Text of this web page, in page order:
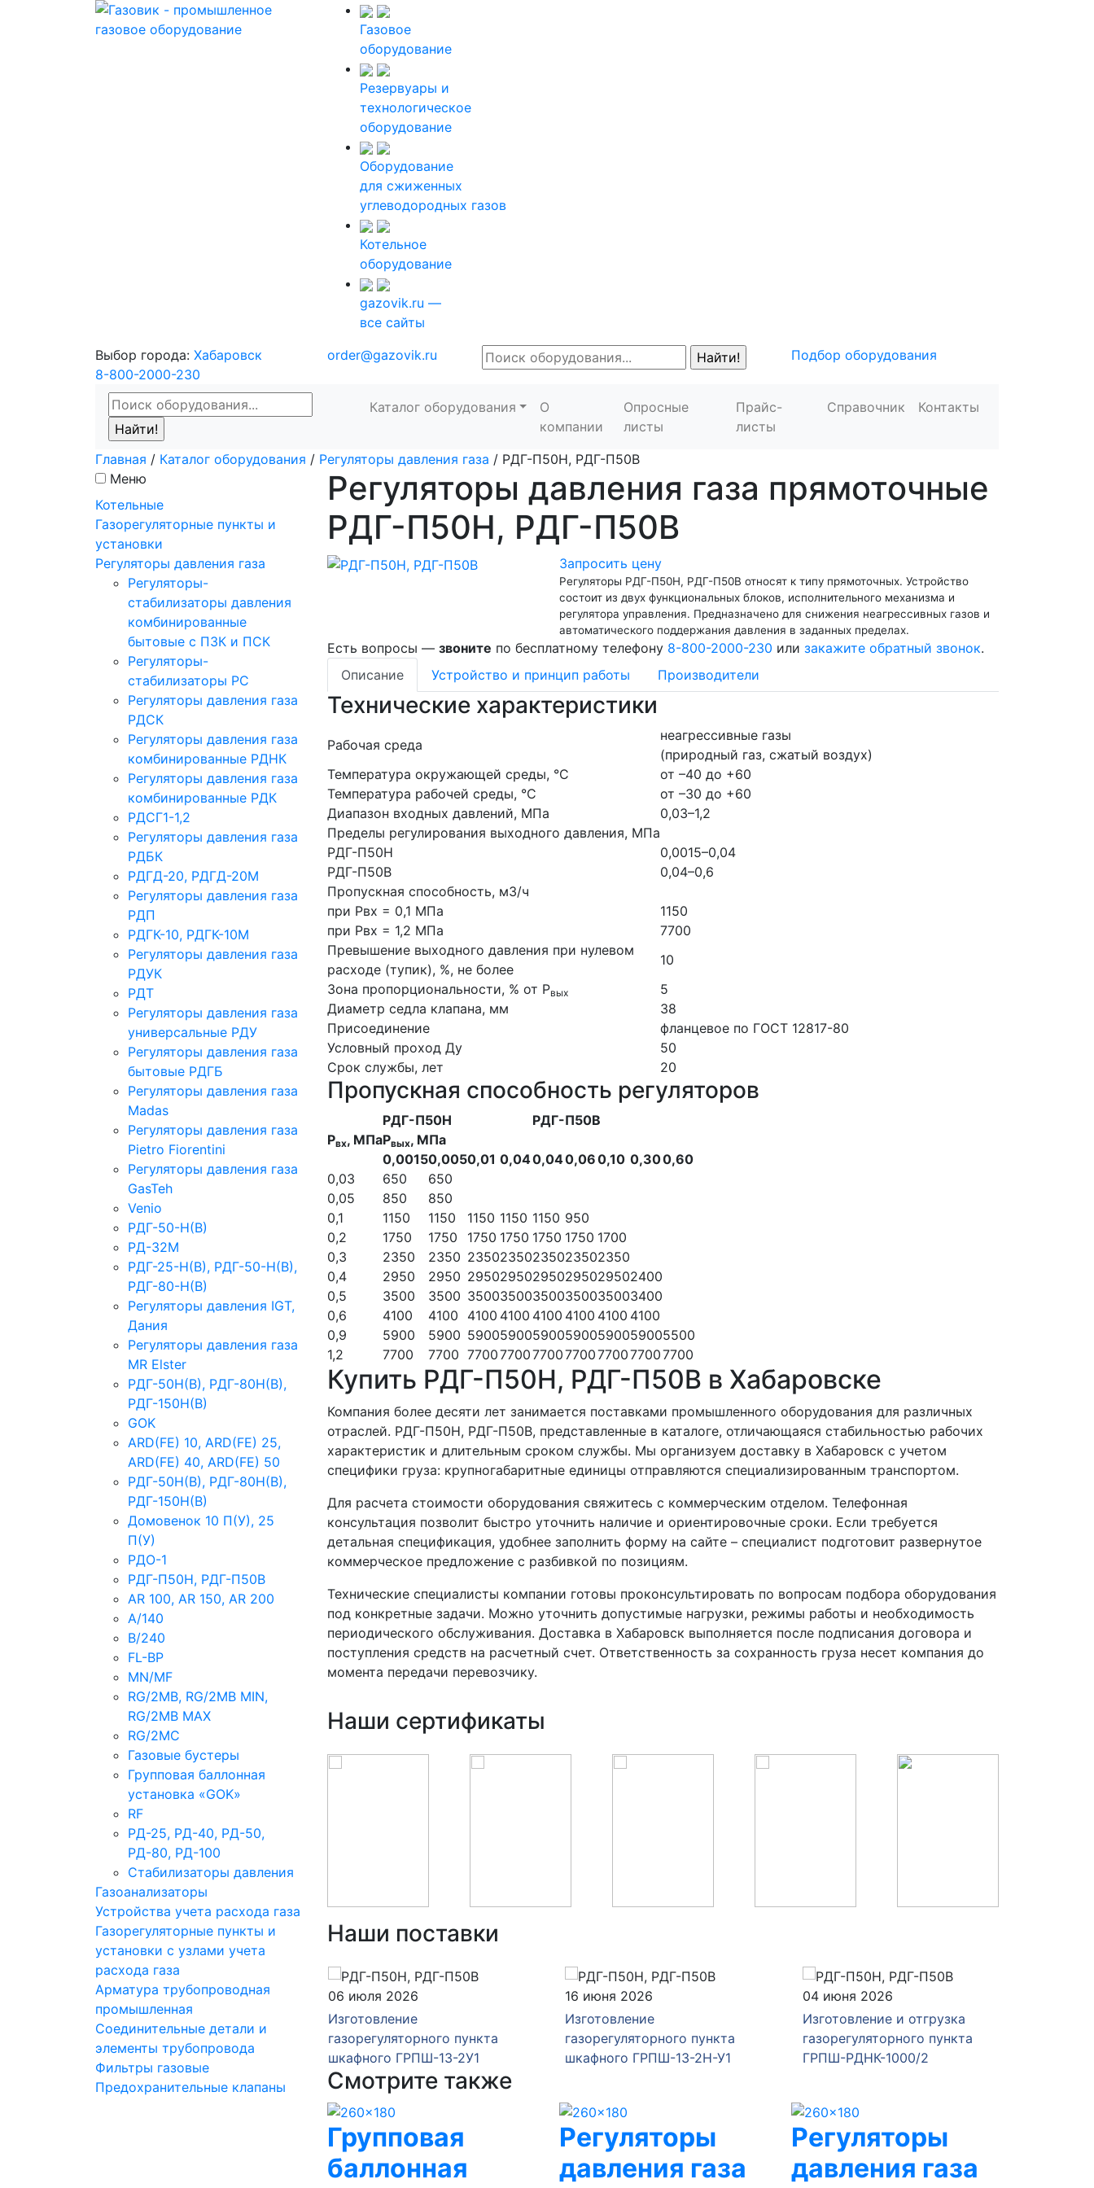
Газовое
оборудование
Резервуары и
технологическое
оборудование
Оборудование
для сжиженных
углеводородных газов
Котельное
оборудование
gazovik.ru —
все сайты
Выбор города: Хабаровск
8-800-2000-230
order@gazovik.ru Подбор оборудования
Каталог оборудования
О
компании
Опросные
листы
Прайс-
листы
Справочник Контакты
Главная / Каталог оборудования / Регуляторы давления газа / РДГ-П50Н, РДГ-П50В
Меню
Котельные
Газорегуляторные пункты и
установки
Регуляторы давления газа
Регуляторы-
стабилизаторы давления
комбинированные
бытовые с ПЗК и ПСК
Регуляторы-
стабилизаторы РС
Регуляторы давления газа
РДСК
Регуляторы давления газа
комбинированные РДНК
Регуляторы давления газа
комбинированные РДК
РДСГ1-1,2
Регуляторы давления газа
РДБК
РДГД-20, РДГД-20М
Регуляторы давления газа
РДП
РДГК-10, РДГК-10М
Регуляторы давления газа
РДУК
РДТ
Регуляторы давления газа
универсальные РДУ
Регуляторы давления газа
бытовые РДГБ
Регуляторы давления газа
Madas
Регуляторы давления газа
Рietro Fiorentini
Регуляторы давления газа
GasTeh
Venio
РДГ-50-Н(В)
РД-32М
РДГ-25-Н(В), РДГ-50-Н(В),
РДГ-80-Н(В)
Регуляторы давления IGT,
Дания
Регуляторы давления газа
MR Elster
РДГ-50Н(В), РДГ-80Н(В),
РДГ-150Н(В)
GOK
ARD(FE) 10, ARD(FE) 25,
ARD(FE) 40, ARD(FE) 50
РДГ-50Н(В), РДГ-80Н(В),
РДГ-150Н(В)
Домовенок 10 П(У), 25
П(У)
РДО-1
РДГ-П50Н, РДГ-П50В
AR 100, AR 150, AR 200
A/140
B/240
FL-BP
MN/MF
RG/2MB, RG/2MB MIN,
RG/2MB MAX
RG/2MC
Газовые бустеры
Групповая баллонная
установка «GOK»
RF
РД-25, РД-40, РД-50,
РД-80, РД-100
Стабилизаторы давления
Газоанализаторы
Устройства учета расхода газа
Газорегуляторные пункты и
установки с узлами учета
расхода газа
Арматура трубопроводная
промышленная
Соединительные детали и
элементы трубопровода
Фильтры газовые
Предохранительные клапаны
Регуляторы давления газа прямоточные
РДГ-П50Н, РДГ-П50В
Запросить цену
Регуляторы РДГ-П50Н, РДГ-П50В относят к типу прямоточных. Устройство
состоит из двух функциональных блоков, исполнительного механизма и
регулятора управления. Предназначено для снижения неагрессивных газов и
автоматического поддержания давления в заданных пределах.
Есть вопросы — звоните по бесплатному телефону 8-800-2000-230 или закажите обратный звонок.
Описание
Устройство и принцип работы Производители
Технические характеристики
Рабочая среда
неагрессивные газы
(природный газ, сжатый воздух)
Температура окружающей среды, °С
от –40 до +60
Температура рабочей среды, °С
от –30 до +60
Диапазон входных давлений, МПа
0,03–1,2
Пределы регулирования выходного давления, МПа
РДГ-П50Н
0,0015–0,04
РДГ-П50В
0,04–0,6
Пропускная способность, м3/ч
при Pвx = 0,1 МПа
1150
при Рвх = 1,2 МПа
7700
Превышение выходного давления при нулевом
расходе (тупик), %, не более
10
Зона пропорциональности, % от Рвых
5
Диаметр седла клапана, мм
38
Присоединение
фланцевое по ГОСТ 12817-80
Условный проход Ду
50
Срок службы, лет
20
Пропускная способность регуляторов
Рвх, МПа
РДГ-П50Н
РДГ-П50В
Рвых, МПа
0,00150,0050,01 0,040,040,060,10 0,300,60
0,03
650
650
0,05
850
850
0,1
1150 1150 1150 1150 1150 950
0,2
1750 1750 1750 1750 1750 1750 1700
0,3
2350 2350 23502350235023502350
0,4
2950 2950 295029502950295029502400
0,5
3500 3500 350035003500350035003400
0,6
4100 4100 4100 4100 4100 4100 4100 4100
0,9
5900 5900 5900590059005900590059005500
1,2
7700 7700 7700770077007700770077007700
Купить РДГ-П50Н, РДГ-П50В в Хабаровске
Компания более десяти лет занимается поставками промышленного оборудования для различных
отраслей. РДГ-П50Н, РДГ-П50В, представленные в каталоге, отличающаяся стабильностью рабочих
характеристик и длительным сроком службы. Мы организуем доставку в Хабаровск с учетом
специфики груза: крупногабаритные единицы отправляются специализированным транспортом.
Для расчета стоимости оборудования свяжитесь с коммерческим отделом. Телефонная
консультация позволит быстро уточнить наличие и ориентировочные сроки. Если требуется
детальная спецификация, удобнее заполнить форму на сайте – специалист подготовит развернутое
коммерческое предложение с разбивкой по позициям.
Технические специалисты компании готовы проконсультировать по вопросам подбора оборудования
под конкретные задачи. Можно уточнить допустимые нагрузки, режимы работы и необходимость
периодического обслуживания. Доставка в Хабаровск выполняется после подписания договора и
поступления средств на расчетный счет. Ответственность за сохранность груза несет компания до
момента передачи перевозчику.
Наши сертификаты
Наши поставки
14 июля 2026
Изготовление
газорегуляторного пункта
шкафного ГРПШ-10-2У1
06 июля 2026
Изготовление
газорегуляторного пункта
шкафного ГРПШ-13-2У1
16 июня 2026
Изготовление
газорегуляторного пункта
шкафного ГРПШ-13-2Н-У1
04 июня 2026
Изготовление и отгрузка
газорегуляторного пункта
ГРПШ-РДНК-1000/2
Смотрите также
Групповая
баллонная
Регуляторы
давления газа
Регуляторы
давления газа